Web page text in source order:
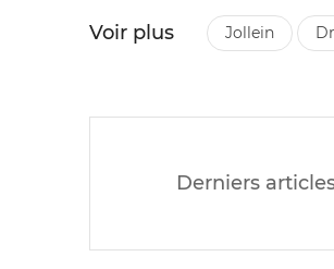
Voir plus jollein
Derniers